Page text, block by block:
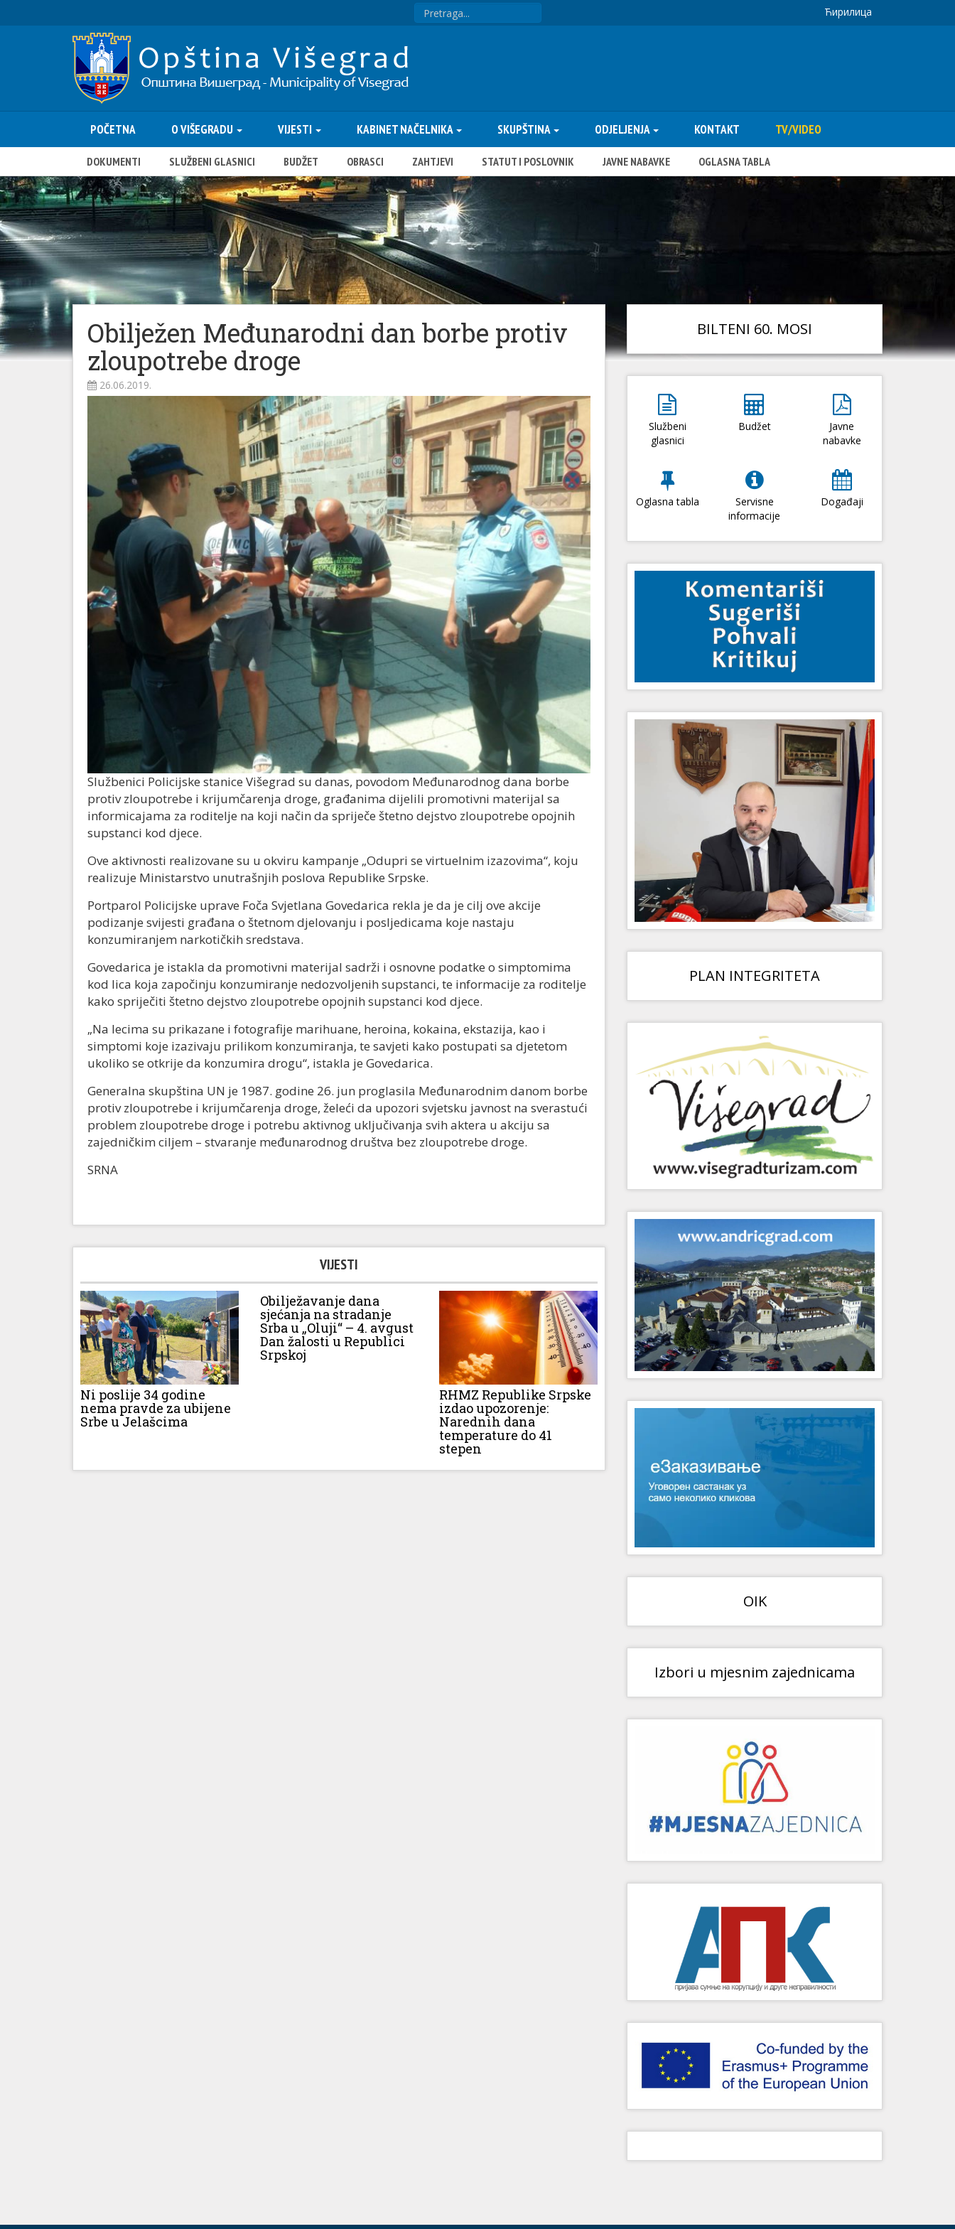
Ћирилица
POČETNA O VIŠEGRADU VIJESTI KABINET NAČELNIKA SKUPŠTINA ODJELJENJA KONTAKT TV/VIDEO
DOKUMENTI SLUŽBENI GLASNICI BUDŽET OBRASCI ZAHTJEVI STATUT I POSLOVNIK JAVNE NABAVKE OGLASNA TABLA
Obilježen Međunarodni dan borbe protiv
zloupotrebe droge
26.06.2019.
Službenici Policijske stanice Višegrad su danas, povodom Međunarodnog dana borbe
protiv zloupotrebe i krijumčarenja droge, građanima dijelili promotivni materijal sa
informicajama za roditelje na koji način da spriječe štetno dejstvo zloupotrebe opojnih
supstanci kod djece.
Ove aktivnosti realizovane su u okviru kampanje „Odupri se virtuelnim izazovima“, koju
realizuje Ministarstvo unutrašnjih poslova Republike Srpske.
Portparol Policijske uprave Foča Svjetlana Govedarica rekla je da je cilj ove akcije
podizanje svijesti građana o štetnom djelovanju i posljedicama koje nastaju
konzumiranjem narkotičkih sredstava.
Govedarica je istakla da promotivni materijal sadrži i osnovne podatke o simptomima
kod lica koja započinju konzumiranje nedozvoljenih supstanci, te informacije za roditelje
kako spriječiti štetno dejstvo zloupotrebe opojnih supstanci kod djece.
„Na lecima su prikazane i fotografije marihuane, heroina, kokaina, ekstazija, kao i
simptomi koje izazivaju prilikom konzumiranja, te savjeti kako postupati sa djetetom
ukoliko se otkrije da konzumira drogu“, istakla je Govedarica.
Generalna skupština UN je 1987. godine 26. jun proglasila Međunarodnim danom borbe
protiv zloupotrebe i krijumčarenja droge, želeći da upozori svjetsku javnost na sverastući
problem zloupotrebe droge i potrebu aktivnog uključivanja svih aktera u akciju sa
zajedničkim ciljem – stvaranje međunarodnog društva bez zloupotrebe droge.
SRNA
VIJESTI
Ni poslije 34 godine
nema pravde za ubijene
Srbe u Jelašcima
Obilježavanje dana
sjećanja na stradanje
Srba u „Oluji“ – 4. avgust
Dan žalosti u Republici
Srpskoj
RHMZ Republike Srpske
izdao upozorenje:
Narednih dana
temperature do 41
stepen
BILTENI 60. MOSI
Službeni
glasnici
Budžet
Javne
nabavke
Oglasna tabla
Servisne
informacije
Događaji
PLAN INTEGRITETA
OIK
Izbori u mjesnim zajednicama